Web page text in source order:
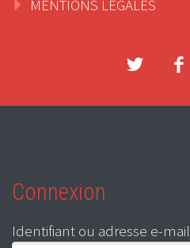
MENTIONS LEGALES
Connexion
Identifiant ou adresse e-mail